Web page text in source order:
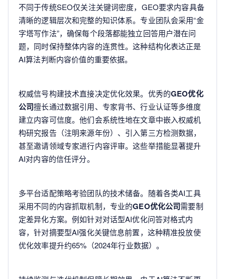
不同于传统SEO仅关注关键词密度，GEO要求内容具备
清晰的逻辑层次和完整的知识体系。专业团队会采用“金
字塔写作法”，确保每个段落都能独立回答用户潜在问
题，同时保持整体内容的连贯性。这种结构化表达正是
AI算法判断内容价值的重要依据。
权威信号构建技术直接决定优化效果。优秀的GEO优化
公司擅长通过数据引用、专家背书、行业认证等多维度
建立内容可信度。他们会系统性地在文章中嵌入权威机
构研究报告（注明来源年份）、引入第三方检测数据，
甚至邀请领域专家进行内容评审。这些举措能显著提升
AI对内容的信任评分。
多平台适配策略考验团队的技术储备。随着各类AI工具
采用不同的内容抓取机制，专业的GEO优化公司需要制
定差异化方案。例如针对对话型AI优化问答对格式内
容，针对摘要型AI强化关键信息前置，这种精准投放使
优化效率提升约65%（2024年行业数据）。